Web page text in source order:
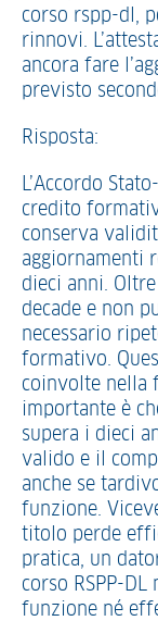
corso rspp-dl,
rinnovi.
ancora fare
previsto
Risposta:
L’Accordo
credito
conserva
aggiornamenti
dieci anni.
decade e non
necessario
formativo.
coinvolte nella
importante è
supera i dieci
valido e il
anche se
funzione.
titolo perde
pratica, un
corso RSPP-
funzione né